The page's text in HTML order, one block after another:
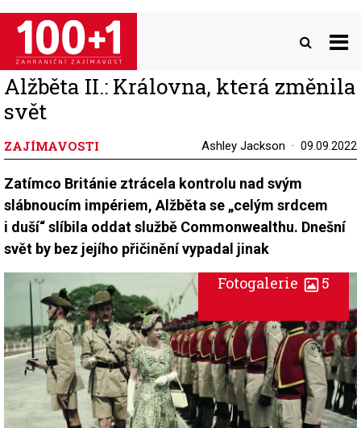
Přejít
hlavnímu
obsahu
Alžběta II.: Královna, která změnila
svět
ZAJÍMAVOSTI Ashley Jackson 09.09.2022
Zatímco Británie ztrácela kontrolu nad svým
slábnoucím impériem, Alžběta se „celým srdcem
i duší“ slíbila oddat službě Commonwealthu. Dnešní
svět by bez jejího přičinění vypadal jinak
Fotogalerie 5